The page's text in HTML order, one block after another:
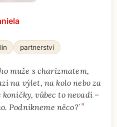
partnerství
muže s charizmatem,
na výlet, na kolo nebo za
vůbec to nevadí –
Podnikneme něco?´"